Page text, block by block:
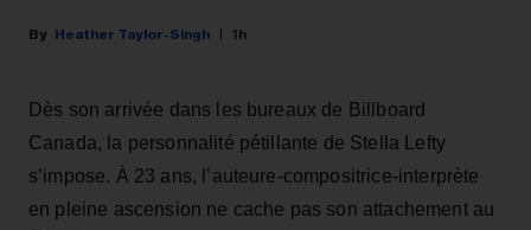
Heather Taylor-Singh 1h
Dès son arrivée dans les bureaux de Billboard
Canada, la personnalité pétillante de Stella Lefty
s’impose. À 23 ans, l’auteure-compositrice-interprète
en pleine ascension ne cache pas son attachement au